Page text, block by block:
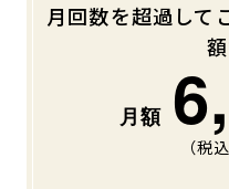
月回数を超過して
額
（税込